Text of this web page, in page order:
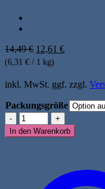
14,49€ Ursprünglicher
Preis
war:
14,49 €
12,61 €Aktueller
12,61 €.
(6,31 € / 1 kg)
inkl. MwSt. ggf. zzgl.
Packungsgröße
Huhn
mit
Truthahn,
In den Warenkorb